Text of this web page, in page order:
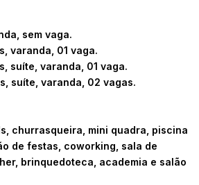
sem vaga.
varanda, 01 vaga.
suíte, varanda, 01 vaga.
suíte, varanda, 02 vagas.
churrasqueira, mini quadra, piscina
de festas, coworking, sala de
brinquedoteca, academia e salão